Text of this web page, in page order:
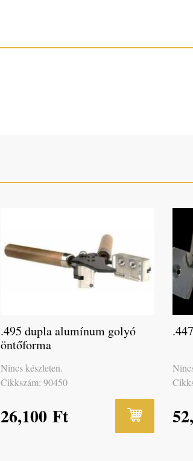
.495 dupla alumínum golyó
öntőforma
Nincs készleten.
Cikkszám: 90450
26,100 Ft